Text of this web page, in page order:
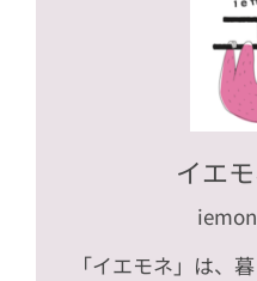
イエ
「イエモネ」は、